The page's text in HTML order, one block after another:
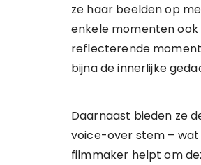
ze haar beelden op
enkele momenten
reflecterende
bijna de innerlijke
Daarnaast bieden ze
voice-over stem – wat
filmmaker helpt om